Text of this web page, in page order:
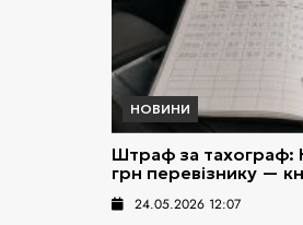
НОВИНИ
Штраф за тахограф:
грн перевізнику —
24.05.2026 12:07